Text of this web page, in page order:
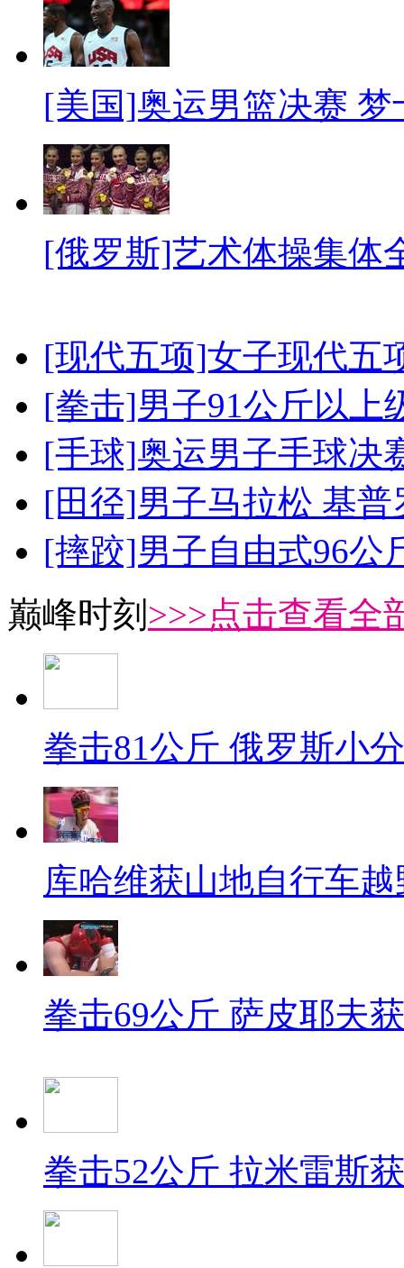
[美国]奥运男篮决赛
[俄罗斯]艺术体操集体
[现代五项]女子现代五
[拳击]男子91公斤以上
[手球]奥运男子手球决
[田径]男子马拉松 基
[摔跤]男子自由式96公
巅峰时刻 >>>点击查看全
拳击81公斤 俄罗斯小
库哈维获山地自行车
拳击69公斤 萨皮耶夫
拳击52公斤 拉米雷斯